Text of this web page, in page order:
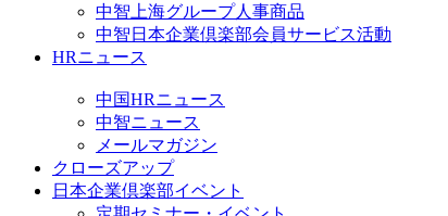
中智上海グループ人事商品
中智日本企業倶楽部会員サービス活動
HRニュース
中国HRニュース
中智ニュース
メールマガジン
クローズアップ
日本企業倶楽部イベント